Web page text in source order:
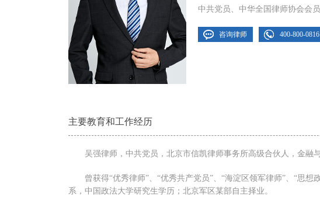
中共党员、中华全国律师协会会
咨询律师 400-800-0816
主要教育和工作经历
吴强律师，中共党员，北京市信凯律师事务所高级合伙人，金融
曾获得“优秀律师”、“优秀共产党员”、“海淀区领军律师”、“思
系，中国政法大学研究生学历；北京军区某部自主择业。